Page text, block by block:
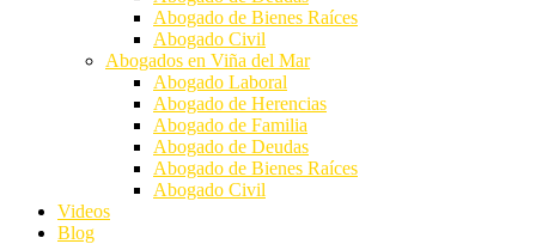
Abogado de Bienes Raíces
Abogado Civil
Abogados en Viña del Mar
Abogado Laboral
Abogado de Herencias
Abogado de Familia
Abogado de Deudas
Abogado de Bienes Raíces
Abogado Civil
Videos
Blog